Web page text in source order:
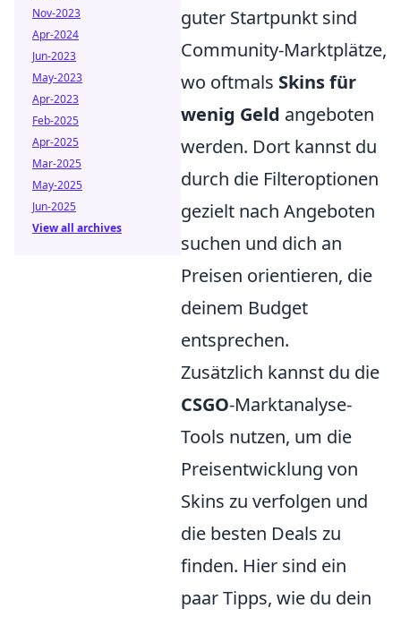
guter Startpunkt sind
Community-Marktplätze,
wo oftmals Skins für
wenig Geld angeboten
werden. Dort kannst du
durch die Filteroptionen
gezielt nach Angeboten
suchen und dich an
Preisen orientieren, die
deinem Budget
entsprechen.
Zusätzlich kannst du die
CSGO-Marktanalyse-
Tools nutzen, um die
Preisentwicklung von
Skins zu verfolgen und
die besten Deals zu
finden. Hier sind ein
paar Tipps, wie du dein
Nov-2023
Apr-2024
Jun-2023
May-2023
Apr-2023
Feb-2025
Apr-2025
Mar-2025
May-2025
Jun-2025
View all archives